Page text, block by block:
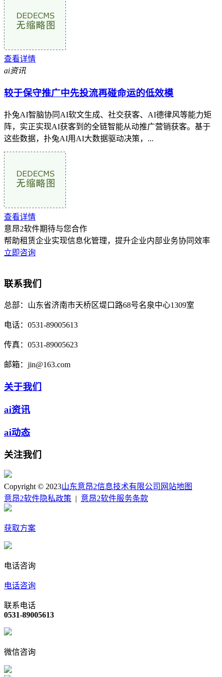
查看详情
ai资讯
较于保守推广中先投流再碰命运的低效模
扑兔AI智脑协同AI软文生成、社交获客、AI德律风等能力矩
阵，实正实现AI获客到的全链智能从动推广营销获客。基于
这些数据，扑兔AI用AI大数据驱动决策，...
查看详情
意昂2软件期待与您合作
帮助租赁企业实现信息化管理，提升企业内部业务协同效率
立即咨询
联系我们
总部： 山东省济南市天桥区堤口路68号名泉中心1309室
电话： 0531-89005613
传真： 0531-89005623
邮箱： jin@163.com
关于我们
ai资讯
ai动态
关注我们
Copyright © 2023山东意昂2信息技术有限公司 网站地图
意昂2软件隐私政策 | 意昂2软件服务条款
获取方案
电话咨询
电话咨询
联系电话
0531-89005613
微信咨询